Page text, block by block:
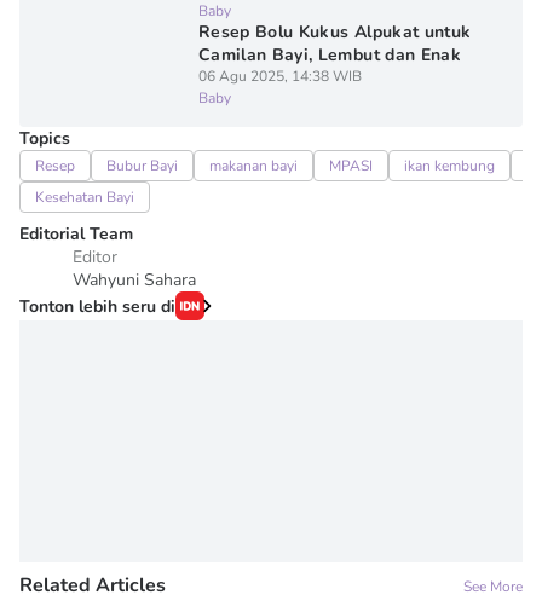
Baby
Resep Bolu Kukus Alpukat untuk
Camilan Bayi, Lembut dan Enak
06 Agu 2025, 14:38 WIB
Baby
Topics
Resep Bubur Bayi makanan bayi MPASI ikan kembung
Kesehatan Bayi
Editorial Team
Editor
Wahyuni Sahara
Tonton lebih seru di
Related Articles See More